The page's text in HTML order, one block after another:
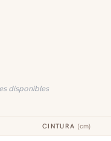
disponibles
CINTURA (cm)